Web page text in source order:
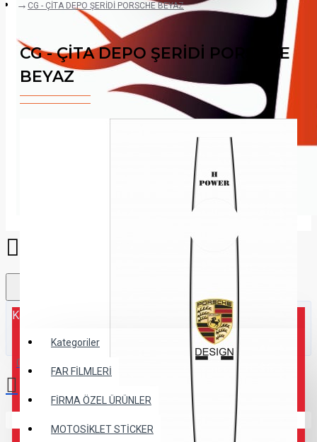
Kategoriler
Kategoriler
FAR FİLMLERİ
FİRMA ÖZEL ÜRÜNLER
MOTOSİKLET STİCKER
0 ürün - 0,00TL
CG - ÇİTA DEPO ŞERİDİ PORSCHE BEYAZ
CG - ÇİTA DEPO ŞERİDİ PORSCHE
BEYAZ